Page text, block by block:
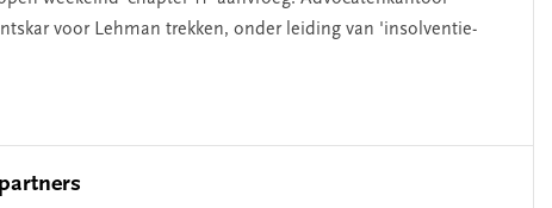
voor Lehman trekken, onder leiding van 'insolventie-